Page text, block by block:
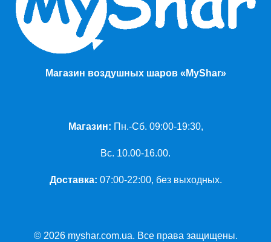
Магазин воздушных шаров «MyShar»
Магазин: Пн.-Сб. 09:00-19:30,
Вс. 10.00-16.00.
Доставка: 07:00-22:00, без выходных.
© 2026 myshar.com.ua. Все права защищены.